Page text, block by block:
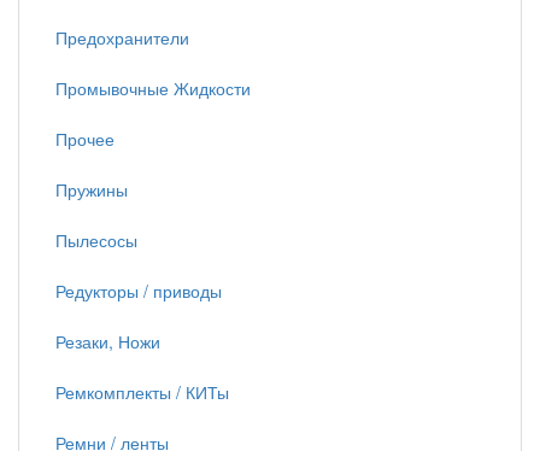
Предохранители
Промывочные Жидкости
Прочее
Пружины
Пылесосы
Редукторы / приводы
Резаки, Ножи
Ремкомплекты / КИТы
Ремни / ленты